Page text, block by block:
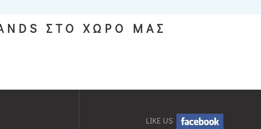
ΣΤΟ ΧΩΡΟ ΜΑΣ
LIKE US